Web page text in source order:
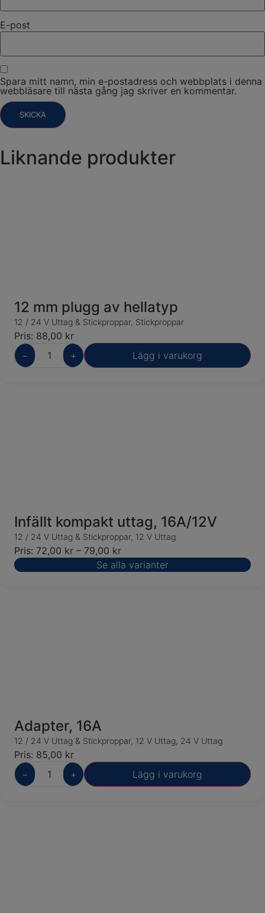
E-post
Spara mitt namn, min e-postadress och webbplats i denna
webbläsare till nästa gång jag skriver en kommentar.
Liknande produkter
12 mm plugg av hellatyp
12 / 24 V Uttag & Stickproppar, Stickproppar
Pris: 88,00 kr
−
+ Lägg i varukorg
Infällt kompakt uttag, 16A/12V
12 / 24 V Uttag & Stickproppar, 12 V Uttag
Pris: 72,00 kr – 79,00 kr
Se alla varianter
Adapter, 16A
12 / 24 V Uttag & Stickproppar, 12 V Uttag, 24 V Uttag
Pris: 85,00 kr
−
+ Lägg i varukorg